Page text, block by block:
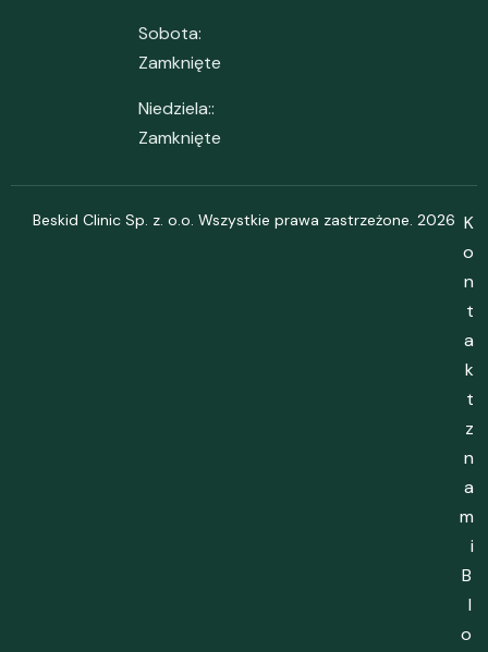
Sobota:
Zamknięte
Niedziela::
Zamknięte
Beskid Clinic Sp. z. o.o. Wszystkie prawa zastrzeżone. 2026 K
o
n
t
a
k
t
z
n
a
m
i
B
l
o